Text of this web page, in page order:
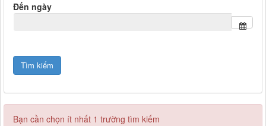
Đến ngày
Bạn cần chọn ít nhất 1 trường tìm kiếm